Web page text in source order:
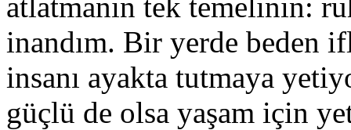
inandım. Bir yerde beden
insanı ayakta tutmaya
güçlü de olsa yaşam için